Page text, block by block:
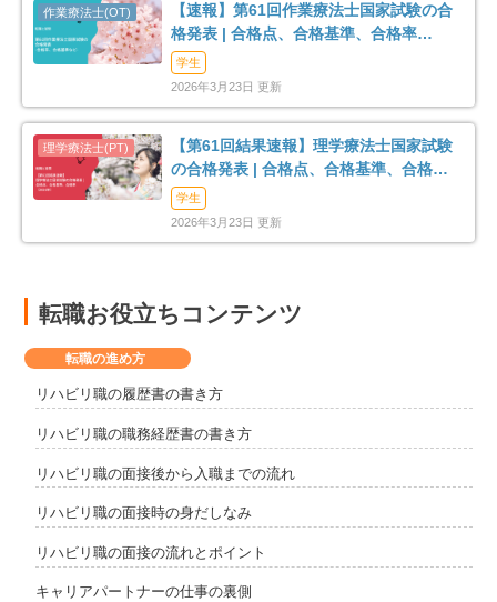
【速報】第61回作業療法士国家試験の合
格発表 | 合格点、合格基準、合格率
（2026年）
学生
2026年3月23日 更新
【第61回結果速報】理学療法士国家試験
の合格発表 | 合格点、合格基準、合格率
（2026年）
学生
2026年3月23日 更新
転職お役立ちコンテンツ
転職の進め方
リハビリ職の履歴書の書き方
リハビリ職の職務経歴書の書き方
リハビリ職の面接後から入職までの流れ
リハビリ職の面接時の身だしなみ
リハビリ職の面接の流れとポイント
キャリアパートナーの仕事の裏側